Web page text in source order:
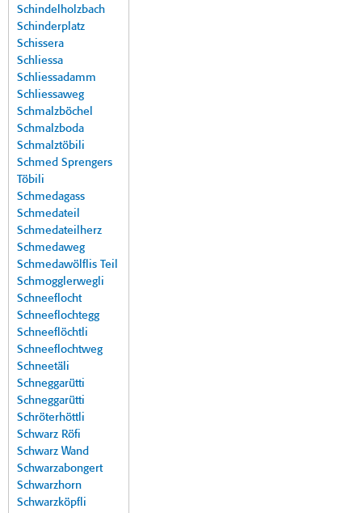
Schindelholzbach
Schinderplatz
Schissera
Schliessa
Schliessadamm
Schliessaweg
Schmalzböchel
Schmalzboda
Schmalztöbili
Schmed Sprengers
Töbili
Schmedagass
Schmedateil
Schmedateilherz
Schmedaweg
Schmedawölflis Teil
Schmogglerwegli
Schneeflocht
Schneeflochtegg
Schneeflöchtli
Schneeflochtweg
Schneetäli
Schneggarütti
Schneggarütti
Schröterhöttli
Schwarz Röfi
Schwarz Wand
Schwarzabongert
Schwarzhorn
Schwarzköpfli